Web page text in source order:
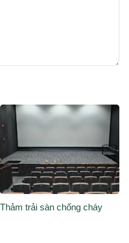
Thảm trải sàn chống cháy